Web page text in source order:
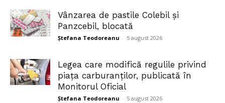
Vânzarea de pastile Colebil și
Panzcebil, blocată
Ștefana Teodoreanu - 5 august 2026
Legea care modifică regulile privind
piața carburanților, publicată în
Monitorul Oficial
Ștefana Teodoreanu - 5 august 2026